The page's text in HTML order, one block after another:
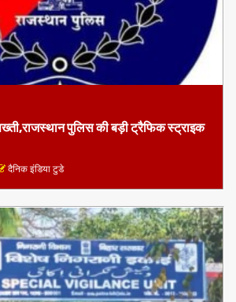
पुलिस की बड़ी ट्रैफिक स्ट्राइक